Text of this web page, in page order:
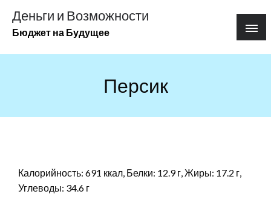
содержимому
Деньги и Возможности
Бюджет на Будущее
Персик
Калорийность: 691 ккал, Белки: 12.9 г, Жиры: 17.2 г,
Углеводы: 34.6 г